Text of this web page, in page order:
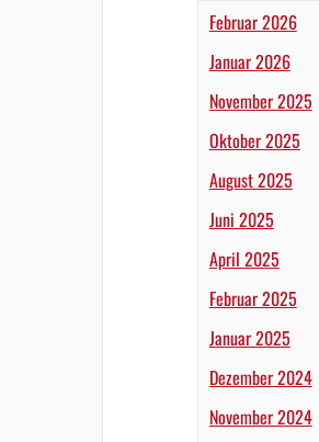
Februar 2026
Januar 2026
November 2025
Oktober 2025
August 2025
Juni 2025
April 2025
Februar 2025
Januar 2025
Dezember 2024
November 2024